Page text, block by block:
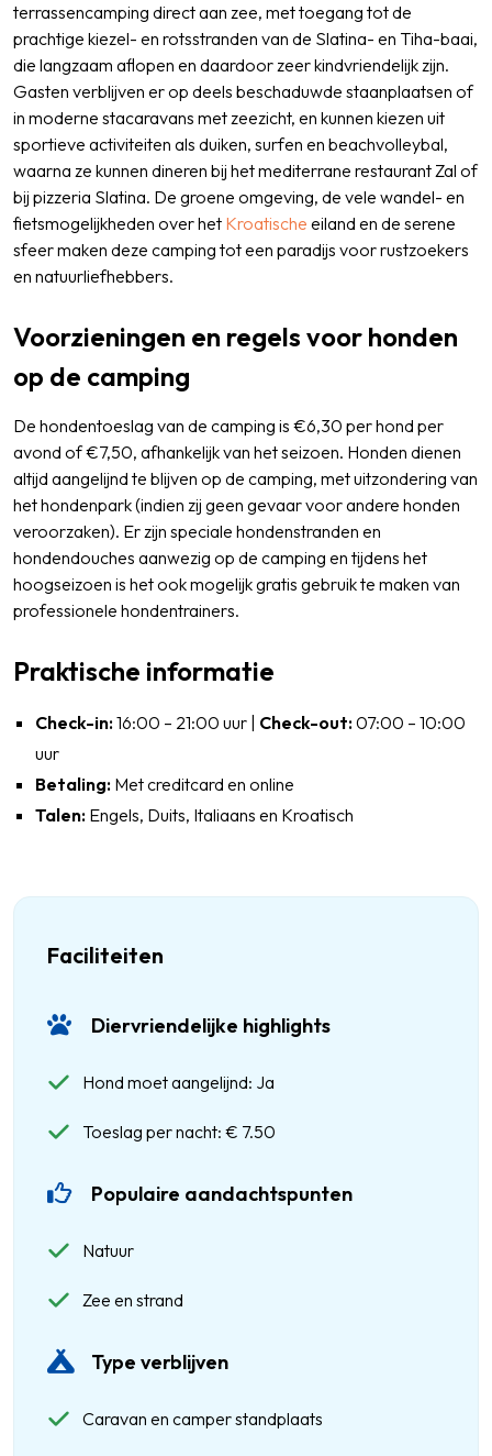
terrassencamping direct aan zee, met toegang tot de
prachtige kiezel- en rotsstranden van de Slatina- en Tiha-baai,
die langzaam aflopen en daardoor zeer kindvriendelijk zijn.
Gasten verblijven er op deels beschaduwde staanplaatsen of
in moderne stacaravans met zeezicht, en kunnen kiezen uit
sportieve activiteiten als duiken, surfen en beachvolleybal,
waarna ze kunnen dineren bij het mediterrane restaurant Zal of
bij pizzeria Slatina. De groene omgeving, de vele wandel- en
fietsmogelijkheden over het Kroatische eiland en de serene
sfeer maken deze camping tot een paradijs voor rustzoekers
en natuurliefhebbers.
Voorzieningen en regels voor honden
op de camping
De hondentoeslag van de camping is €6,30 per hond per
avond of €7,50, afhankelijk van het seizoen. Honden dienen
altijd aangelijnd te blijven op de camping, met uitzondering van
het hondenpark (indien zij geen gevaar voor andere honden
veroorzaken). Er zijn speciale hondenstranden en
hondendouches aanwezig op de camping en tijdens het
hoogseizoen is het ook mogelijk gratis gebruik te maken van
professionele hondentrainers.
Praktische informatie
Check-in:16:00 – 21:00 uur | Check-out:07:00 – 10:00
uur
Betaling: Met creditcard en online
Talen: Engels, Duits, Italiaans en Kroatisch
Faciliteiten
Diervriendelijke highlights
Hond moet aangelijnd: Ja
Toeslag per nacht: € 7.50
Populaire aandachtspunten
Natuur
Zee en strand
Type verblijven
Caravan en camper standplaats